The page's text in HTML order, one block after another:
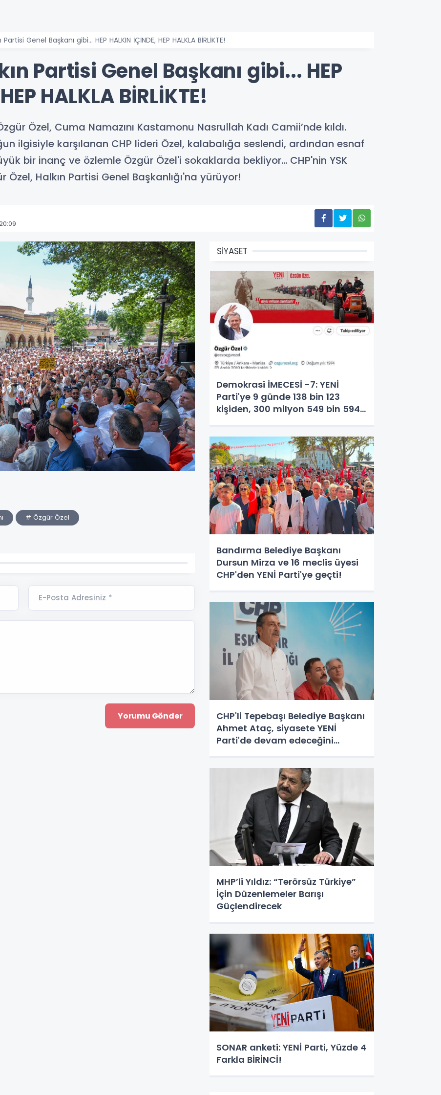
Genel Başkanı gibi... HEP HALKIN İÇİNDE, HEP HALKLA BİRLİKTE!
Partisi Genel Başkanı gibi... HEP
HALKLA BİRLİKTE!
Özel, Cuma Namazını Kastamonu Nasrullah Kadı Camii’nde kıldı.
ilgisiyle karşılanan CHP lideri Özel, kalabalığa seslendi, ardından esnaf
bir inanç ve özlemle Özgür Özel'i sokaklarda bekliyor... CHP'nin YSK
Özel, Halkın Partisi Genel Başkanlığı'na yürüyor!
# Özgür Özel
E-Posta Adresiniz *
SİYASET
Demokrasi İMECESİ -7: YENİ
Parti'ye 9 günde 138 bin 123
kişiden, 300 milyon 549 bin 594
Bandırma Belediye Başkanı
Dursun Mirza ve 16 meclis üyesi
CHP'den YENİ Parti'ye geçti!
CHP'li Tepebaşı Belediye Başkanı
Ahmet Ataç, siyasete YENİ
Parti'de devam edeceğini
MHP’li Yıldız: “Terörsüz Türkiye”
İçin Düzenlemeler Barışı
Güçlendirecek
SONAR anketi: YENİ Parti, Yüzde 4
Farkla BİRİNCİ!